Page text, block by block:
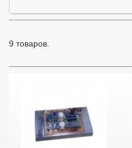
9 товаров.